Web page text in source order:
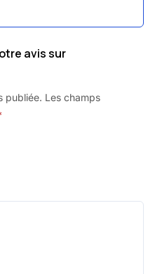
avis sur
publiée. Les champs